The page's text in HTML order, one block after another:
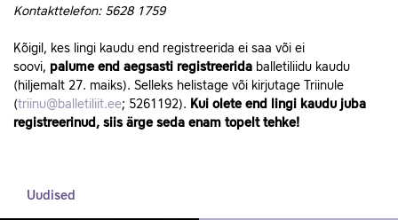
Kontakttelefon: 5628 1759
Kõigil, kes lingi kaudu end registreerida ei saa või ei
soovi, palume end aegsasti registreerida balletiliidu kaudu
(hiljemalt 27. maiks). Selleks helistage või kirjutage Triinule
(triinu@balletiliit.ee; 5261192). Kui olete end lingi kaudu juba
registreerinud, siis ärge seda enam topelt tehke!
Uudised